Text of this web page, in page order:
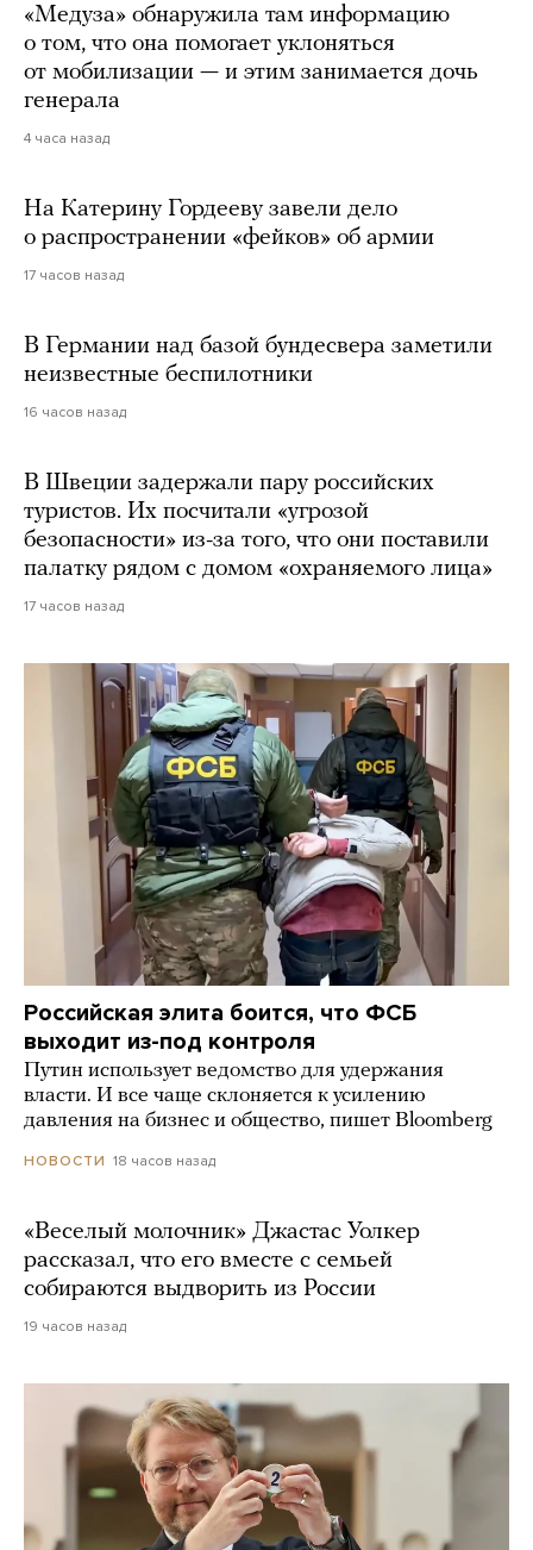
«Медуза» обнаружила там информацию
о том, что она помогает уклоняться
от мобилизации — и этим занимается дочь
генерала
4 часа назад
На Катерину Гордееву завели дело
о распространении «фейков» об армии
17 часов назад
В Германии над базой бундесвера заметили
неизвестные беспилотники
16 часов назад
В Швеции задержали пару российских
туристов. Их посчитали «угрозой
безопасности» из-за того, что они поставили
палатку рядом с домом «охраняемого лица»
17 часов назад
Российская элита боится, что ФСБ
выходит из-под контроля
Путин использует ведомство для удержания
власти. И все чаще склоняется к усилению
давления на бизнес и общество, пишет Bloomberg
НОВОСТИ 18 часов назад
«Веселый молочник» Джастас Уолкер
рассказал, что его вместе с семьей
собираются выдворить из России
19 часов назад